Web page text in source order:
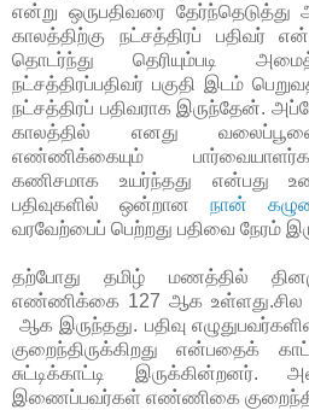
என்று ஒருபதிவரை தேர்ந்தெடுத்து
காலத்திற்கு நட்சத்திரப் பதிவர்
தொடர்ந்து தெரியும்படி
நட்சத்திரப்பதிவர் பகுதி இடம்
நட்சத்திரப் பதிவராக இருந்தேன்.
காலத்தில் எனது
எண்ணிக்கையும்
கணிசமாக உயர்ந்தது என்பது
பதிவுகளில் ஒன்றான நான்
வரவேற்பைப் பெற்றது பதிவை நேரம்
தற்போது தமிழ் மணத்தில்
எண்ணிக்கை 127 ஆக உள்ளது.சில
ஆக இருந்தது. பதிவு
குறைந்திருக்கிறது என்பதைக்
சுட்டிக்காட்டி
இணைப்பவர்கள் எண்ணிகை